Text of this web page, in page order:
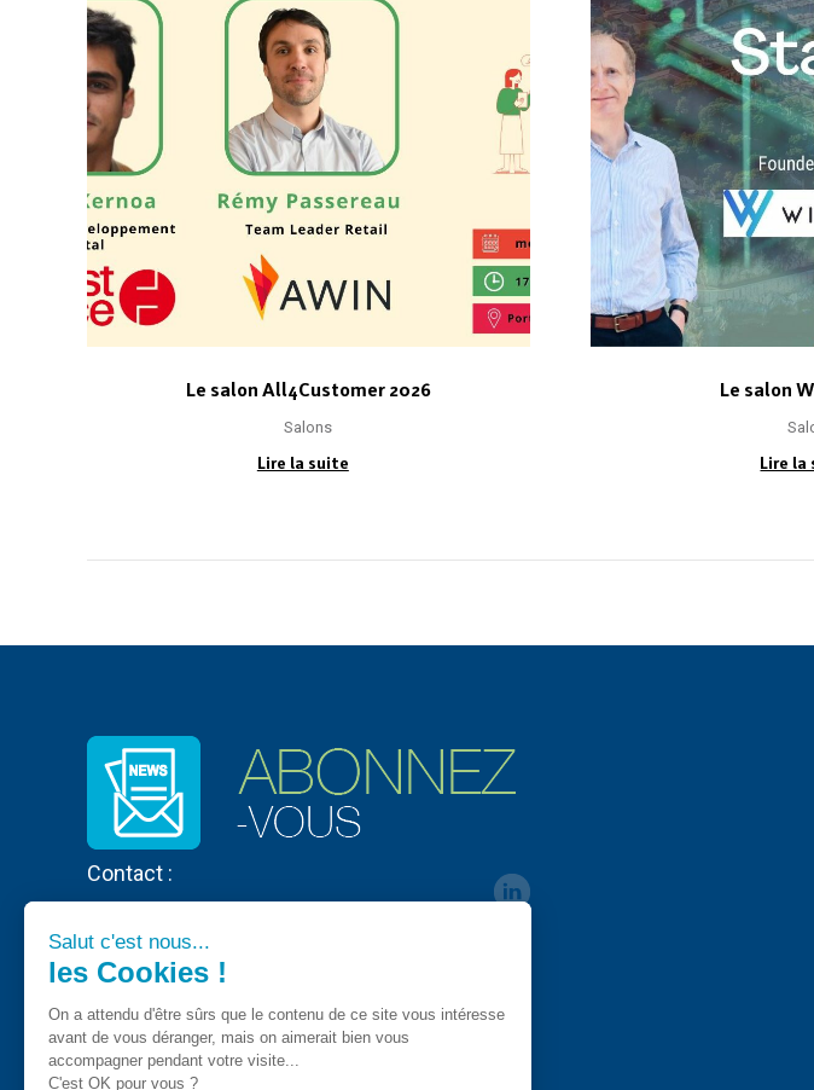
Le salon All4Customer 2026
Salons
Lire la suite
Le salon
Lire la
Contact :
Salut c'est nous...
les Cookies !
On a attendu d'être sûrs que le contenu de ce site vous intéresse
avant de vous déranger, mais on aimerait bien vous
accompagner pendant votre visite...
C'est OK pour vous ?